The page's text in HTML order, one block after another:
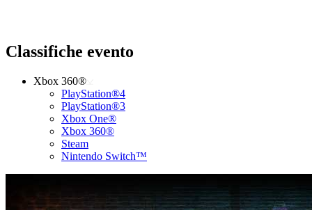
Classifiche evento
Xbox 360®
PlayStation®4
PlayStation®3
Xbox One®
Xbox 360®
Steam
Nintendo Switch™